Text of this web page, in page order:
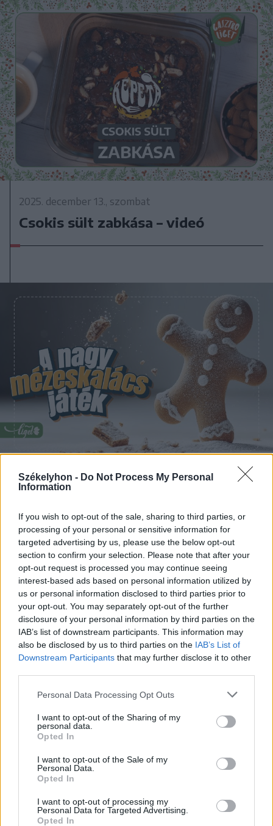
Székelyhon - Do Not Process My Personal
Information
If you wish to opt-out of the sale, sharing to third parties, or
processing of your personal or sensitive information for
targeted advertising by us, please use the below opt-out
section to confirm your selection. Please note that after your
opt-out request is processed you may continue seeing
interest-based ads based on personal information utilized by
us or personal information disclosed to third parties prior to
your opt-out. You may separately opt-out of the further
disclosure of your personal information by third parties on the
IAB’s list of downstream participants. This information may
also be disclosed by us to third parties on the IAB’s List of
Downstream Participants that may further disclose it to other
Personal Data Processing Opt Outs
I want to opt-out of the Sharing of my
personal data.
Opted In
I want to opt-out of the Sale of my
Personal Data.
Opted In
I want to opt-out of processing my
Personal Data for Targeted Advertising.
Opted In
2025. december 13., szombat
Csokis sült zabkása – videó
2025. december 12., péntek
nagy mézeskalács játék
2025. december 11., csütörtök
Ha vigyázunk a madarakra, ők is
vigyáznak ránk